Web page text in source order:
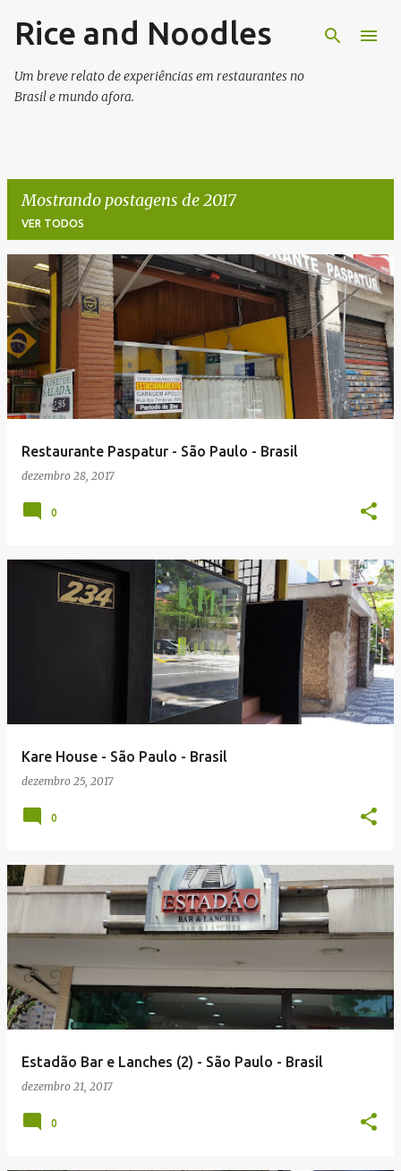
Pular para o conteúdo principal
Rice and Noodles
Um breve relato de experiências em restaurantes no
Brasil e mundo afora.
Mostrando postagens de 2017
VER TODOS
P
o
s
t
a
g
Restaurante Paspatur - São Paulo - Brasil
dezembro 28, 2017
0
Kare House - São Paulo - Brasil
dezembro 25, 2017
0
Estadão Bar e Lanches (2) - São Paulo - Brasil
dezembro 21, 2017
0